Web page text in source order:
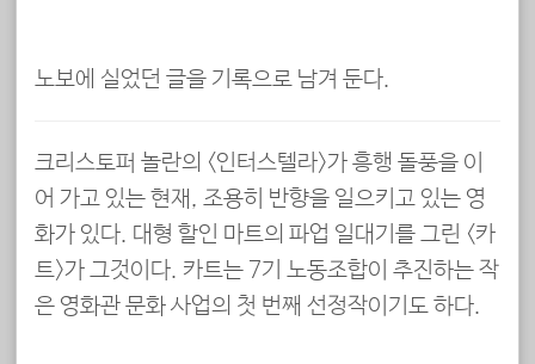
노보에 실었던 글을 기록으로 남겨 둔다.
크리스토퍼 놀란의 <인터스텔라>가 흥행 돌풍을 이
어 가고 있는 현재, 조용히 반향을 일으키고 있는 영
화가 있다. 대형 할인 마트의 파업 일대기를 그린 <카
트>가 그것이다. 카트는 7기 노동조합이 추진하는 작
은 영화관 문화 사업의 첫 번째 선정작이기도 하다.